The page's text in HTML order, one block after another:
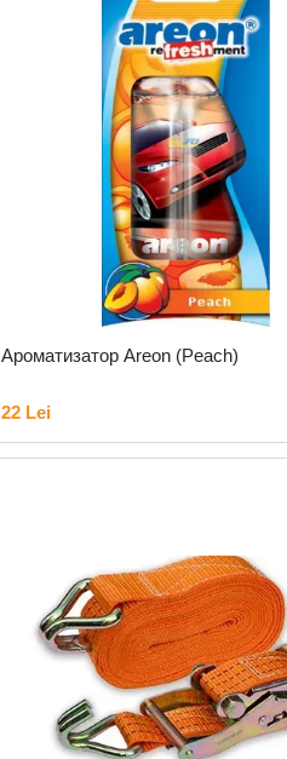
Ароматизатор Areon (Peach)
22 Lei